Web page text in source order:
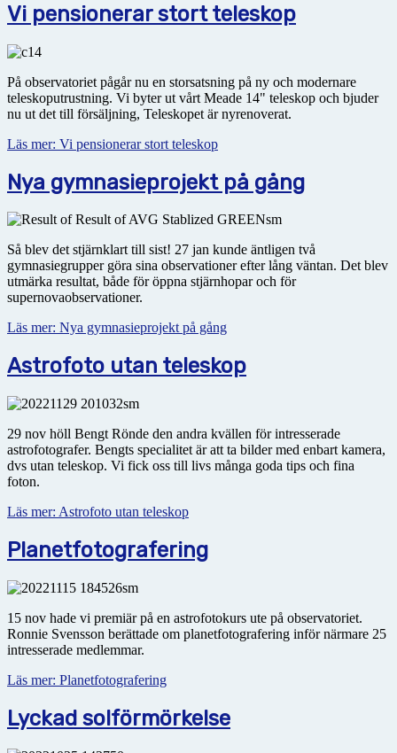
Vi pensionerar stort teleskop
På observatoriet pågår nu en storsatsning på ny och modernare
teleskoputrustning. Vi byter ut vårt Meade 14" teleskop och bjuder
nu ut det till försäljning, Teleskopet är nyrenoverat.
Läs mer: Vi pensionerar stort teleskop
Nya gymnasieprojekt på gång
Så blev det stjärnklart till sist! 27 jan kunde äntligen två
gymnasiegrupper göra sina observationer efter lång väntan. Det blev
utmärka resultat, både för öppna stjärnhopar och för
supernovaobservationer.
Läs mer: Nya gymnasieprojekt på gång
Astrofoto utan teleskop
29 nov höll Bengt Rönde den andra kvällen för intresserade
astrofotografer. Bengts specialitet är att ta bilder med enbart kamera,
dvs utan teleskop. Vi fick oss till livs många goda tips och fina
foton.
Läs mer: Astrofoto utan teleskop
Planetfotografering
15 nov hade vi premiär på en astrofotokurs ute på observatoriet.
Ronnie Svensson berättade om planetfotografering inför närmare 25
intresserade medlemmar.
Läs mer: Planetfotografering
Lyckad solförmörkelse